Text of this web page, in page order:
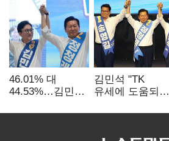
46.01% 대
44.53%…김민석·
'초박빙'(종합
김민석 "TK
유세에 도움되는
"벌써 대표된 양